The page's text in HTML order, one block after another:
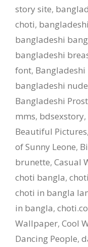
story site,
choti,
bangladeshi
bangladeshi
font, Bangladeshi
bangladeshi
Bangladeshi
mms, bdsexstory,
Beautiful Pictures,
of Sunny Leone,
brunette, Casual
choti bangla,
choti in bangla
in bangla,
Wallpaper, Cool
Dancing People,